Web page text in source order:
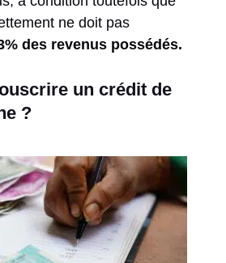
ne doit pas
des revenus possédés.
un crédit de
?